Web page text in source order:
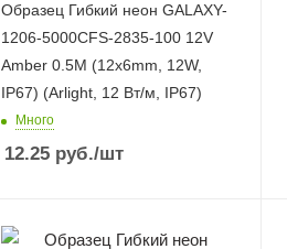
Образец Гибкий неон GALAXY-
1206-5000CFS-2835-100 12V
Amber 0.5M (12x6mm, 12W,
IP67) (Arlight, 12 Вт/м, IP67)
Много
12.25руб./шт